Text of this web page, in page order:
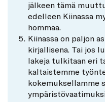
jälkeen tämä
edelleen Kiinassa
hommaa.
Kiinassa on paljon
kirjallisena. Tai jos
lakeja tulkitaan eri
kaltaistemme
kokemuksellamme